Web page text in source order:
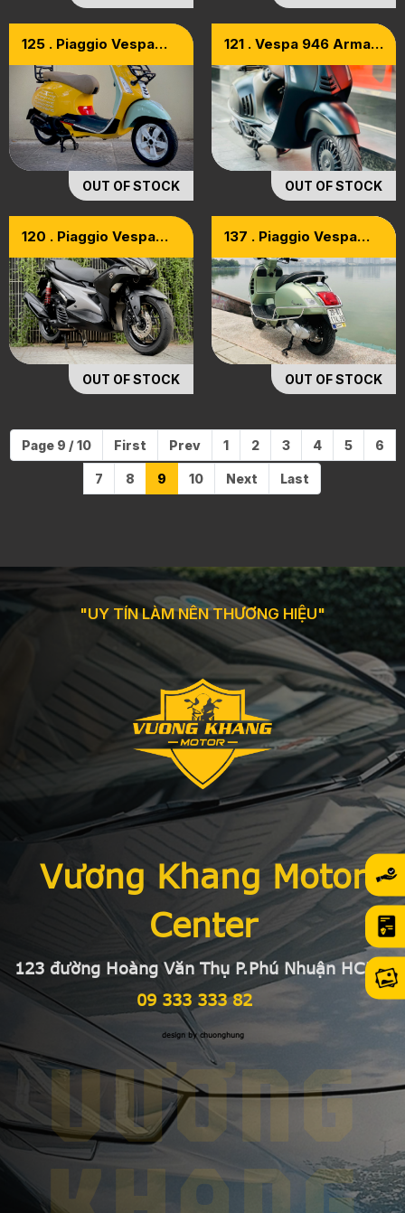
125 . Piaggio Vespa
OUT OF STOCK
121 . Vespa 946 Armani
OUT OF STOCK
120 . Piaggio Vespa
OUT OF STOCK
137 . Piaggio Vespa
OUT OF STOCK
Page 9 / 10 First Prev 1 2 3 4 5 6
7 8 9 10 Next Last
"UY TÍN LÀM NÊN THƯƠNG HIỆU"
Vương Khang Motor
Center
123 đường Hoàng Văn Thụ P.Phú Nhuận HCMC
09 333 333 82
design by chuonghung
VƯƠNG